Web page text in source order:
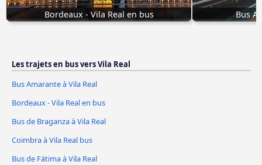
Bordeaux - Vila Real en bus Bus
Les trajets en bus vers Vila Real
Bus Amarante à Vila Real
Bordeaux - Vila Real en bus
Bus de Braganza à Vila Real
Coimbra à Vila Real bus
Bus de Fátima à Vila Real